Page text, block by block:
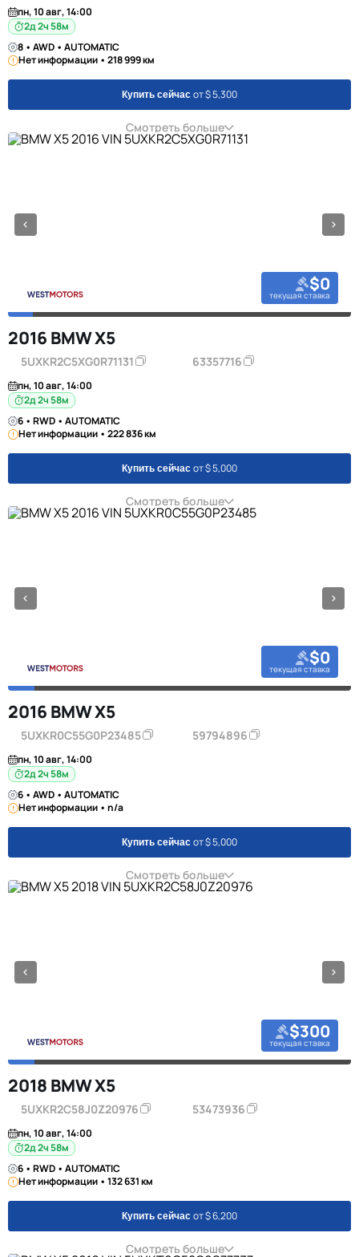
пн, 10 авг, 14:00
2д 2ч 58м
8 • AWD • AUTOMATIC
Нет информации • 218 999 км
Купить сейчас от $ 5,300
Смотреть больше
$0
текущая ставка
2016 BMW X5
5UXKR2C5XG0R71131 63357716
пн, 10 авг, 14:00
2д 2ч 58м
6 • RWD • AUTOMATIC
Нет информации • 222 836 км
Купить сейчас от $ 5,000
Смотреть больше
$0
текущая ставка
2016 BMW X5
5UXKR0C55G0P23485 59794896
пн, 10 авг, 14:00
2д 2ч 58м
6 • AWD • AUTOMATIC
Нет информации • n/a
Купить сейчас от $ 5,000
Смотреть больше
$300
текущая ставка
2018 BMW X5
5UXKR2C58J0Z20976 53473936
пн, 10 авг, 14:00
2д 2ч 58м
6 • RWD • AUTOMATIC
Нет информации • 132 631 км
Купить сейчас от $ 6,200
Смотреть больше